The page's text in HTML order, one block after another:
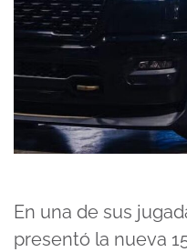
En una de sus
presentó la nueva